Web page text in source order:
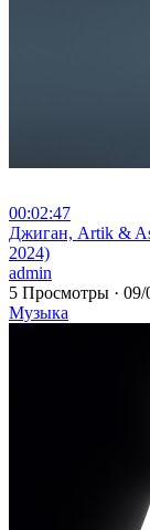
00:02:47
⁣Джиган, Artik &
2024)
admin
5 Просмотры · 09/
Музыка